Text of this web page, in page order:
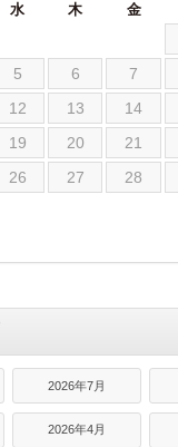
水 木 金
5 6 7
12 13 14
19 20 21
26 27 28
2026年7月
2026年4月